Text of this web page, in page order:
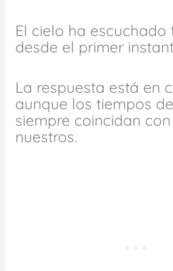
El cielo ha escuchado
desde el primer
La respuesta está en
aunque los tiempos
siempre coincidan
nuestros.